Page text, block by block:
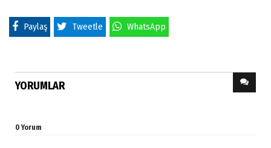
Paylaş Tweetle WhatsApp
YORUMLAR
0 Yorum